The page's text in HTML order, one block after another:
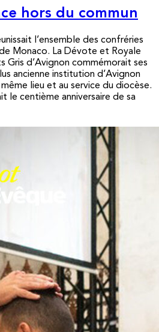
hors du commun
l’ensemble des confréries
Monaco. La Dévote et Royale
Gris d’Avignon commémorait ses
ancienne institution d’Avignon
lieu et au service du diocèse.
le centième anniversaire de sa